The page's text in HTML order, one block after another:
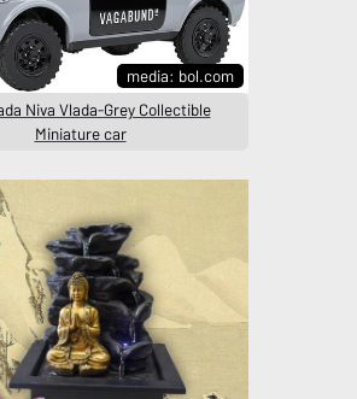
media: bol.com
Niva Vlada-Grey Collectible
Miniature car